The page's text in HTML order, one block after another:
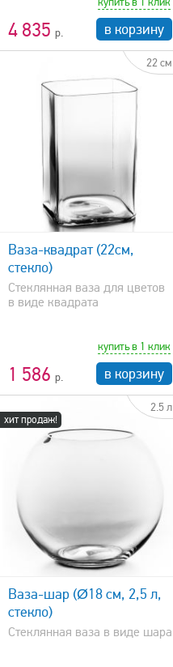
4 835 в корзину
22 см
Ваза-квадрат (22см,
стекло)
Стеклянная ваза для цветов
в виде квадрата
1 586
купить в 1 клик
в корзину
быстрый просмотр
хит продаж!
2.5 л
Ваза-шар (Ø18 см, 2,5 л,
стекло)
Стеклянная ваза в виде шара
быстрый просмотр